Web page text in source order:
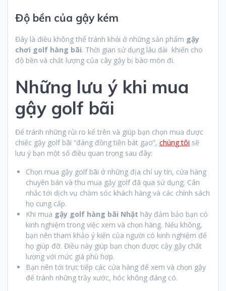
Độ bền của gậy kém
Đây là điều không thể tránh khỏi ở những sản phẩm gậy
chơi golf hàng bãi. Thời gian sử dụng lâu dài khiến cho
độ bền và chất lượng của cây gậy bị bào mòn đi.
Những lưu ý khi mua
gậy golf bãi
Để tránh những rủi ro kể trên và giúp bạn chọn mua được
chiếc gậy golf bãi “đáng đồng tiền bát gạo”, chúng tôi sẽ
lưu ý bạn một số điều quan trọng sau đây:
Chọn mua gậy golf bãi ở những địa chỉ uy tín, cửa hàng
chuyên bán và thu mua gậy golf đã qua sử dụng. Cân
nhắc tới dịch vụ chăm sóc khách hàng và các chính sách
họ cung cấp.
Khi mua gậy golf hàng bãi Nhật hãy đảm bảo bạn có
kinh nghiệm trong việc xem và chọn hàng. Nếu không,
bạn nên tham khảo ý kiến của người có kinh nghiệm để
họ giúp đỡ. Điều này giúp bạn chọn được cậy gậy chất
lượng với mức giá phù hợp.
Bạn nên tới trực tiếp các cửa hàng để xem và chọn gậy
để tránh những trầy xước, hóc không đáng có.